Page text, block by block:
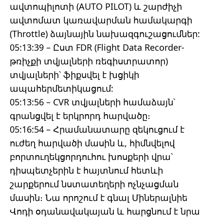
ավտոպիլոտի (AUTO PILOT) և շարժիչի
ավտոմատ կառավարման համակարգի
(Throttle) ձայնային նախազգուշացումներ:
05:13:39 – Ըստ FDR (Flight Data Recorder-
թռիչքի տվյալների ռեգիստրատոր)
տվյալների՝ ֆիքսվել է խցիկի
ապահերմետիկացում:
05:13:56 – CVR տվյալների համաձայն՝
գրանցվել է երկրորդ հարվածը։
05:16:54 – Հրամանատարը զեկուցում է
ուժեղ հարվածի մասին և, հիմնվելով
բորտուղեկցորդուհու խոսքերի վրա՝
դիսպետչերին է հայտնում հետևի
շարքերում նստատեղերի ոչնչացման
մասին։ Նա որոշում է գնալ Միներալնիե
Վոդի օդանավակայան և հարցնում է նրա